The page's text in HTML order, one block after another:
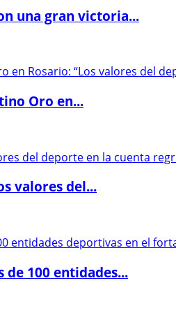
una gran victoria...
Oro en...
valores del...
100 entidades...